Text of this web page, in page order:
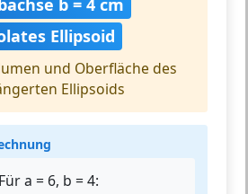
b = 4 cm
Ellipsoid
und Oberfläche des
Ellipsoids
Für a = 6, b = 4: